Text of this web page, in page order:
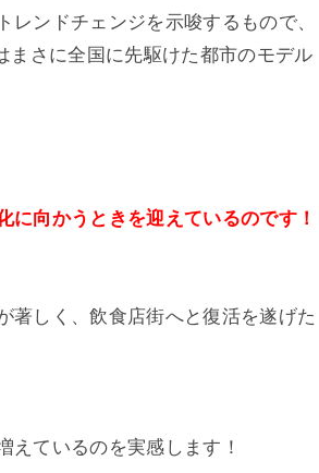
ンドチェンジを示唆するもので、
まさに全国に先駆けた都市のモデル
向かうときを迎えているのです！
著しく、飲食店街へと復活を遂げた
えているのを実感します！